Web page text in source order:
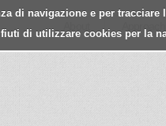
di navigazione e per
di utilizzare cookies per la
Approach